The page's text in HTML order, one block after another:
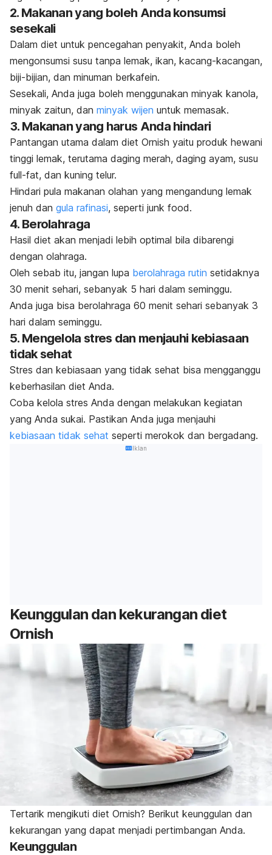
2. Makanan yang boleh Anda konsumsi
sesekali
Dalam diet untuk pencegahan penyakit, Anda boleh
mengonsumsi susu tanpa lemak, ikan, kacang-kacangan,
biji-bijian, dan minuman berkafein.
Sesekali, Anda juga boleh menggunakan minyak kanola,
minyak zaitun, dan minyak wijen untuk memasak.
3. Makanan yang harus Anda hindari
Pantangan utama dalam diet Ornish yaitu produk hewani
tinggi lemak, terutama daging merah, daging ayam, susu
full-fat, dan kuning telur.
Hindari pula makanan olahan yang mengandung lemak
jenuh dan gula rafinasi, seperti junk food.
4. Berolahraga
Hasil diet akan menjadi lebih optimal bila dibarengi
dengan olahraga.
Oleh sebab itu, jangan lupa berolahraga rutin setidaknya
30 menit sehari, sebanyak 5 hari dalam seminggu.
Anda juga bisa berolahraga 60 menit sehari sebanyak 3
hari dalam seminggu.
5. Mengelola stres dan menjauhi kebiasaan
tidak sehat
Stres dan kebiasaan yang tidak sehat bisa mengganggu
keberhasilan diet Anda.
Coba kelola stres Anda dengan melakukan kegiatan
yang Anda sukai. Pastikan Anda juga menjauhi
kebiasaan tidak sehat seperti merokok dan bergadang.
Iklan
Keunggulan dan kekurangan diet
Ornish
Tertarik mengikuti diet Ornish? Berikut keunggulan dan
kekurangan yang dapat menjadi pertimbangan Anda.
Keunggulan